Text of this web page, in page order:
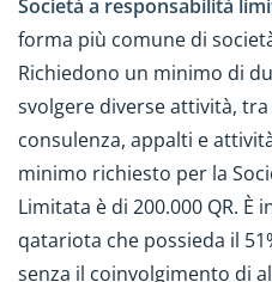
Società a responsabilità
forma più comune di
Richiedono un minimo di
svolgere diverse attività,
consulenza, appalti e
minimo richiesto per la
Limitata è di 200.000 QR.
qatariota che possieda il
senza il coinvolgimento di